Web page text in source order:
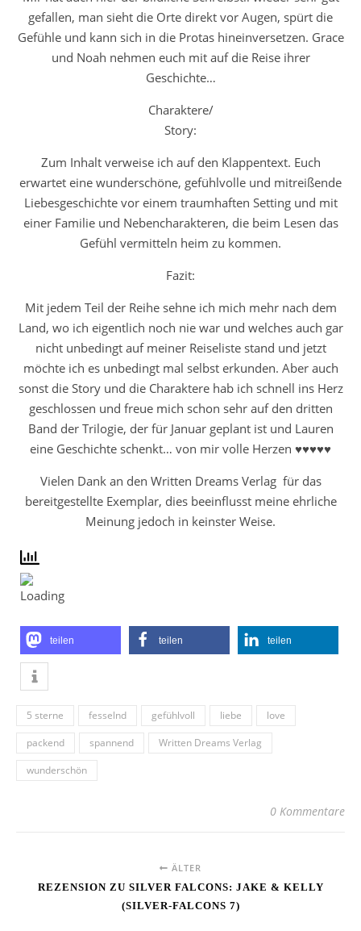
gefallen, man sieht die Orte direkt vor Augen, spürt die
Gefühle und kann sich in die Protas hineinversetzen. Grace
und Noah nehmen euch mit auf die Reise ihrer
Geschichte…
Charaktere/
Story:
Zum Inhalt verweise ich auf den Klappentext. Euch
erwartet eine wunderschöne, gefühlvolle und mitreißende
Liebesgeschichte vor einem traumhaften Setting und mit
einer Familie und Nebencharakteren, die beim Lesen das
Gefühl vermitteln heim zu kommen.
Fazit:
Mit jedem Teil der Reihe sehne ich mich mehr nach dem
Land, wo ich eigentlich noch nie war und welches auch gar
nicht unbedingt auf meiner Reiseliste stand und jetzt
möchte ich es unbedingt mal selbst erkunden. Aber auch
sonst die Story und die Charaktere hab ich schnell ins Herz
geschlossen und freue mich schon sehr auf den dritten
Band der Trilogie, der für Januar geplant ist und Lauren
eine Geschichte schenkt… von mir volle Herzen ♥♥♥♥♥
Vielen Dank an den Written Dreams Verlag für das
bereitgestellte Exemplar, dies beeinflusst meine ehrliche
Meinung jedoch in keinster Weise.
teilen teilen teilen
5 sterne fesselnd gefühlvoll liebe
love
packend
spannend
Written Dreams Verlag
wunderschön
0 Kommentare
ÄLTER
REZENSION ZU SILVER FALCONS: JAKE & KELLY
(SILVER-FALCONS 7)